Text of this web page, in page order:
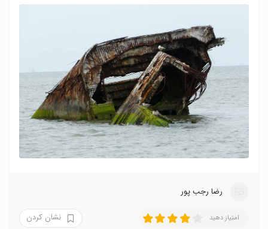
رضا‍ رجب پور
امتیاز دهید نشان کردن